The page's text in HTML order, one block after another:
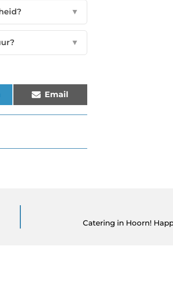
▼
▼
Email
Catering in Hoorn!